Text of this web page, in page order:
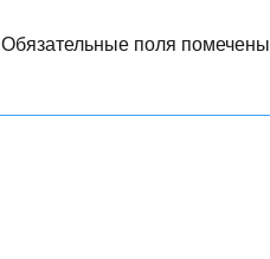
Обязательные поля помечены